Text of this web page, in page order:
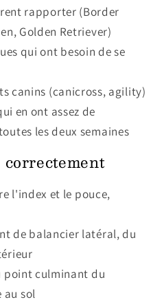
rapporter (Border
Golden Retriever)
qui ont besoin de se
canins (canicross, agility)
en ont assez de
les deux semaines
l'index et le pouce,
de balancier latéral, du
point culminant du
sol